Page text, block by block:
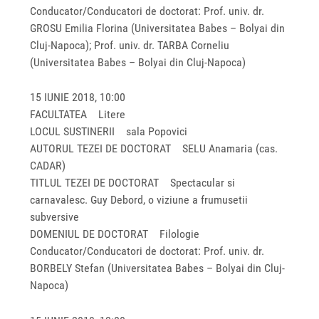
Conducator/Conducatori de doctorat: Prof. univ. dr.
GROSU Emilia Florina (Universitatea Babes – Bolyai din
Cluj-Napoca); Prof. univ. dr. TARBA Corneliu
(Universitatea Babes – Bolyai din Cluj-Napoca)
15 IUNIE 2018, 10:00
FACULTATEA Litere
LOCUL SUSTINERII sala Popovici
AUTORUL TEZEI DE DOCTORAT SELU Anamaria (cas.
CADAR)
TITLUL TEZEI DE DOCTORAT Spectacular si
carnavalesc. Guy Debord, o viziune a frumusetii
subversive
DOMENIUL DE DOCTORAT Filologie
Conducator/Conducatori de doctorat: Prof. univ. dr.
BORBELY Stefan (Universitatea Babes – Bolyai din Cluj-
Napoca)